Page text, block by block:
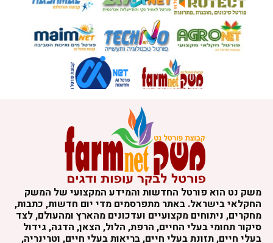
משק נט הוא פורטל החדשות והמידע המקצועי של המשק
החקלאי בישראל. באתר מתפרסמים מדי יום חדשות, כתבות,
מחקרים, ניתוחים מקצועיים ועדכונים מהארץ ומהעולם, לצד
סיקור תחומי בעלי החיים, הרפת, הלול, הצאן, הדגה, גידול
בעלי חיים, תזונת בעלי חיים, בריאות בעלי חיים, וטרינריה,